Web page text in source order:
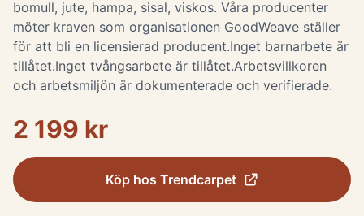
bomull, jute, hampa, sisal, viskos. Våra producenter
möter kraven som organisationen GoodWeave ställer
för att bli en licensierad producent.Inget barnarbete är
tillåtet.Inget tvångsarbete är tillåtet.Arbetsvillkoren
och arbetsmiljön är dokumenterade och verifierade.
2 199 kr
Köp hos Trendcarpet